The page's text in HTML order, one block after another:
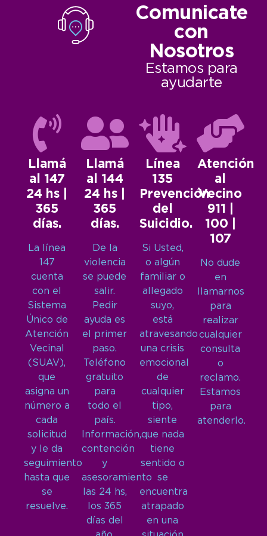
Comunicate
con
Nosotros
Estamos para
ayudarte
Llamá
al 147
24 hs |
365
días.
La línea
147
cuenta
con el
Sistema
Único de
Atención
Vecinal
(SUAV),
que
asigna un
número a
cada
solicitud
y le da
seguimiento
hasta que
se
resuelve.
Llamá
al 144
24 hs |
365
días.
De la
violencia
se puede
salir.
Pedir
ayuda es
el primer
paso.
Teléfono
gratuito
para
todo el
país.
Información,
contención
y
asesoramiento
las 24 hs,
los 365
días del
Línea
135
Prevención
del
Suicidio.
Si Usted,
o algún
familiar o
allegado
suyo,
está
atravesando
una crisis
emocional
de
cualquier
tipo,
siente
que nada
tiene
sentido o
se
encuentra
atrapado
en una
Atención
al
Vecino
911 |
100 |
107
No dude
en
llamarnos
para
realizar
cualquier
consulta
o
reclamo.
Estamos
para
atenderlo.